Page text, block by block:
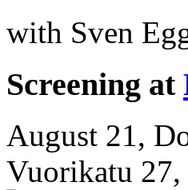
with Sven
Screening at
August 21,
Vuorikatu